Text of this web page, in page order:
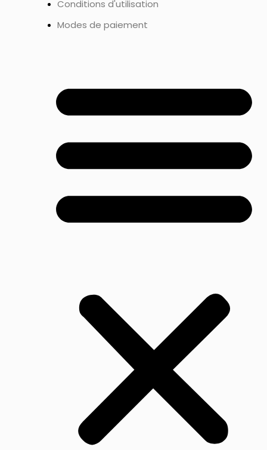
Conditions d'utilisation
Modes de paiement